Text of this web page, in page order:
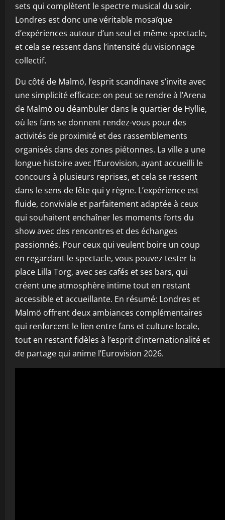
sets qui complètent le spectre musical du soir.
Londres est donc une véritable mosaïque
d’expériences autour d’un seul et même spectacle,
et cela se ressent dans l’intensité du visionnage
collectif.
Du côté de Malmö, l’esprit scandinave s’invite avec
une simplicité efficace: on peut se rendre à l’Arena
de Malmö ou déambuler dans le quartier de Hyllie,
où les fans se donnent rendez-vous pour des
activités de proximité et des rassemblements
organisés dans des zones piétonnes. La ville a une
longue histoire avec l’Eurovision, ayant accueilli le
concours à plusieurs reprises, et cela se ressent
dans le sens de fête qui y règne. L’expérience est
fluide, conviviale et parfaitement adaptée à ceux
qui souhaitent enchaîner les moments forts du
show avec des rencontres et des échanges
passionnés. Pour ceux qui veulent boire un coup
en regardant le spectacle, vous pouvez tester la
place Lilla Torg, avec ses cafés et ses bars, qui
créent une atmosphère intime tout en restant
accessible et accueillante. En résumé: Londres et
Malmö offrent deux ambiances complémentaires
qui renforcent le lien entre fans et culture locale,
tout en restant fidèles à l’esprit d’internationalité et
de partage qui anime l’Eurovision 2026.